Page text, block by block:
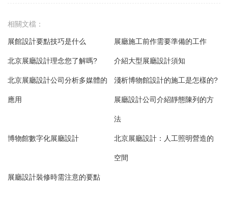
相關文檔：
展館設計要點技巧是什么 展廳施工前作需要準備的工作
北京展廳設計理念您了解嗎? 介紹大型展廳設計須知
北京展廳設計公司分析多媒體的
應用
淺析博物館設計的施工是怎樣的?
展廳設計公司介紹靜態陳列的方
法
博物館數字化展廳設計 北京展廳設計：人工照明營造的
空間
展廳設計裝修時需注意的要點